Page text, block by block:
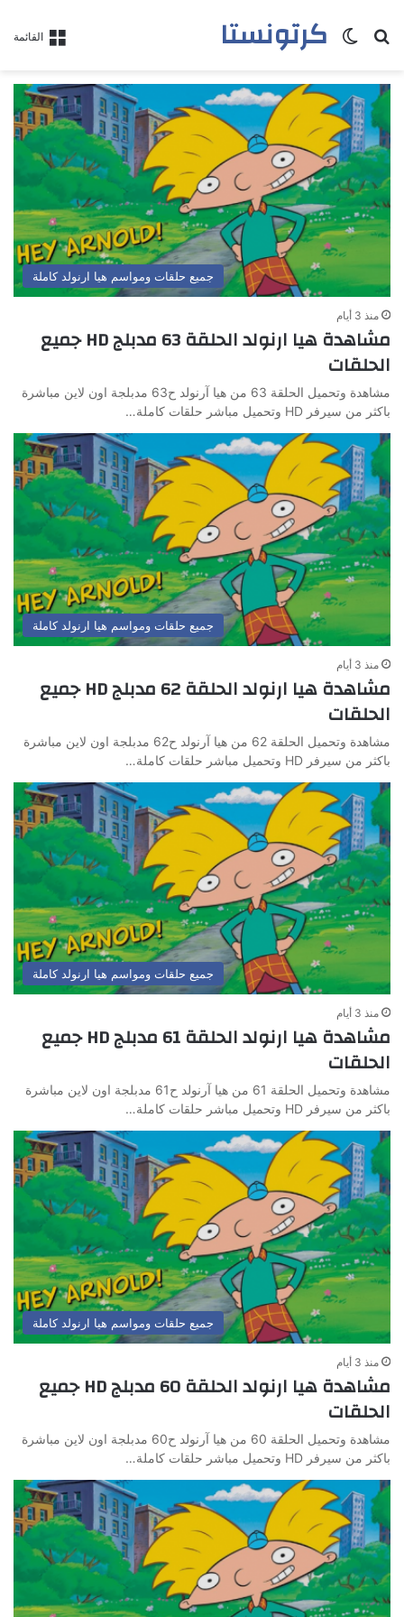
القائمة كرتونستابحث عنالوضع المظلم
جميع حلقات ومواسم هيا ارنولد كاملة
منذ 3 أيام
مشاهدة هيا ارنولد الحلقة 63 مدبلج HD جميع
الحلقات
مشاهدة وتحميل الحلقة 63 من هيا آرنولد ح63 مدبلجة اون لاين مباشرة
باكثر من سيرفر HD وتحميل مباشر حلقات كاملة…
جميع حلقات ومواسم هيا ارنولد كاملة
منذ 3 أيام
مشاهدة هيا ارنولد الحلقة 62 مدبلج HD جميع
الحلقات
مشاهدة وتحميل الحلقة 62 من هيا آرنولد ح62 مدبلجة اون لاين مباشرة
باكثر من سيرفر HD وتحميل مباشر حلقات كاملة…
جميع حلقات ومواسم هيا ارنولد كاملة
منذ 3 أيام
مشاهدة هيا ارنولد الحلقة 61 مدبلج HD جميع
الحلقات
مشاهدة وتحميل الحلقة 61 من هيا آرنولد ح61 مدبلجة اون لاين مباشرة
باكثر من سيرفر HD وتحميل مباشر حلقات كاملة…
جميع حلقات ومواسم هيا ارنولد كاملة
منذ 3 أيام
مشاهدة هيا ارنولد الحلقة 60 مدبلج HD جميع
الحلقات
مشاهدة وتحميل الحلقة 60 من هيا آرنولد ح60 مدبلجة اون لاين مباشرة
باكثر من سيرفر HD وتحميل مباشر حلقات كاملة…